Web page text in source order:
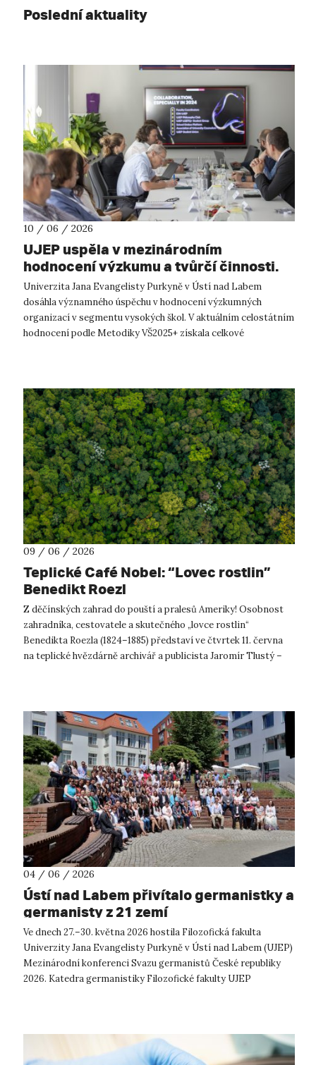
Poslední aktuality
10 / 06 / 2026
UJEP uspěla v mezinárodním
hodnocení výzkumu a tvůrčí činnosti.
Univerzita se posunula z hodnocení C
na B, a patří tak mezi nejlepší
regionální univerzity v ČR.
Univerzita Jana Evangelisty Purkyně v Ústí nad Labem
dosáhla významného úspěchu v hodnocení výzkumných
organizací v segmentu vysokých škol. V aktuálním celostátním
hodnocení podle Metodiky VŠ2025+ získala celkové
09 / 06 / 2026
Teplické Café Nobel: “Lovec rostlin”
Benedikt Roezl
Z děčínských zahrad do pouští a pralesů Ameriky! Osobnost
zahradníka, cestovatele a skutečného „lovce rostlin“
Benedikta Roezla (1824–1885) představí ve čtvrtek 11. června
na teplické hvězdárně archivář a publicista Jaromír Tlustý –
04 / 06 / 2026
Ústí nad Labem přivítalo germanistky a
germanisty z 21 zemí
Ve dnech 27.–30. května 2026 hostila Filozofická fakulta
Univerzity Jana Evangelisty Purkyně v Ústí nad Labem (UJEP)
Mezinárodní konferenci Svazu germanistů České republiky
2026. Katedra germanistiky Filozofické fakulty UJEP